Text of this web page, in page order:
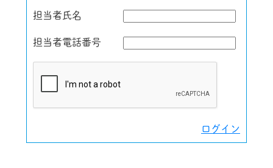
担当者氏名
担当者電話番号
ログイン